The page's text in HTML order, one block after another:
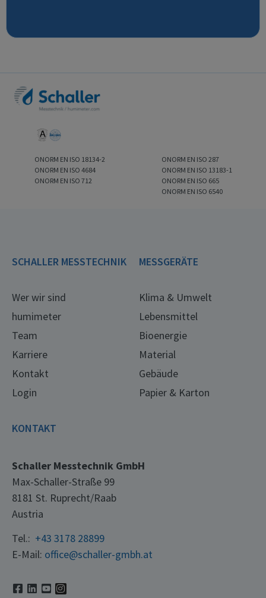
ONORM EN ISO 18134-2
ONORM EN ISO 4684
ONORM EN ISO 712
ONORM EN ISO 287
ONORM EN ISO 13183-1
ONORM EN ISO 665
ONORM EN ISO 6540
SCHALLER MESSTECHNIK
Wer wir sind
humimeter
Team
Karriere
Kontakt
Login
MESSGERÄTE
Klima & Umwelt
Lebensmittel
Bioenergie
Material
Gebäude
Papier & Karton
KONTAKT
Schaller Messtechnik GmbH
Max-Schaller-Straße 99
8181 St. Ruprecht/Raab
Austria
Tel.: +43 3178 28899
E-Mail: office@schaller-gmbh.at